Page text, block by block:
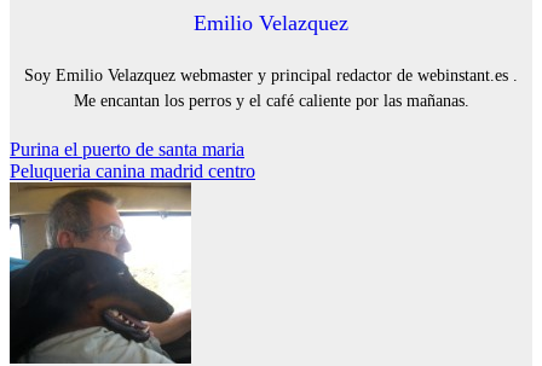
Emilio Velazquez
Soy Emilio Velazquez webmaster y principal redactor de webinstant.es .
Me encantan los perros y el café caliente por las mañanas.
Navegación
de
entradas
Purina el puerto de santa maria
Peluqueria canina madrid centro